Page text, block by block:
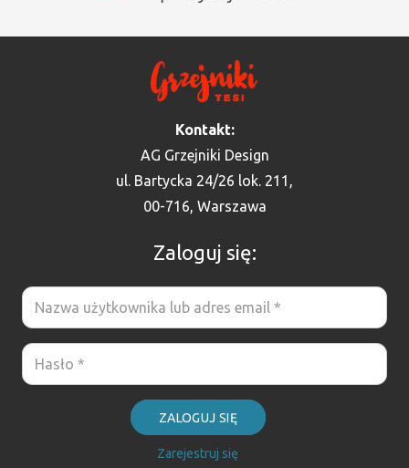
Kontakt:
AG Grzejniki Design
ul. Bartycka 24/26 lok. 211,
00-716, Warszawa
Zaloguj się:
ZALOGUJ SIĘ
Zarejestruj się